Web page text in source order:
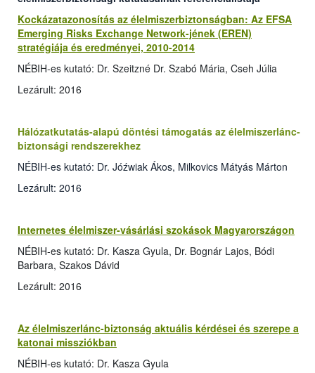
Kockázatazonosítás az élelmiszerbiztonságban: Az EFSA
Emerging Risks Exchange Network-jének (EREN)
stratégiája és eredményei, 2010-2014
NÉBIH-es kutató: Dr. Szeitzné Dr. Szabó Mária, Cseh Júlia
Lezárult: 2016
Hálózatkutatás-alapú döntési támogatás az élelmiszerlánc-
biztonsági rendszerekhez
NÉBIH-es kutató: Dr. Jóźwiak Ákos, Milkovics Mátyás Márton
Lezárult: 2016
Internetes élelmiszer-vásárlási szokások Magyarországon
NÉBIH-es kutató: Dr. Kasza Gyula, Dr. Bognár Lajos, Bódi
Barbara, Szakos Dávid
Lezárult: 2016
Az élelmiszerlánc-biztonság aktuális kérdései és szerepe a
katonai missziókban
NÉBIH-es kutató: Dr. Kasza Gyula